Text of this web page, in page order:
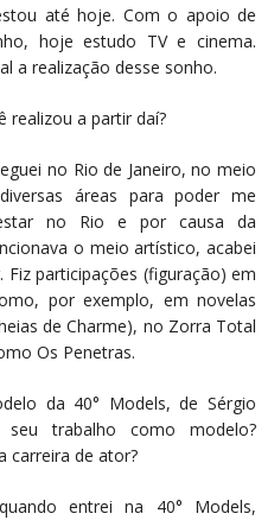
até hoje. Com o apoio de
hoje estudo TV e cinema.
a realização desse sonho.
realizou a partir daí?
no Rio de Janeiro, no meio
áreas para poder me
no Rio e por causa da
o meio artístico, acabei
participações (figuração) em
por exemplo, em novelas
de Charme), no Zorra Total
Os Penetras.
da 40° Models, de Sérgio
trabalho como modelo?
carreira de ator?
entrei na 40° Models,